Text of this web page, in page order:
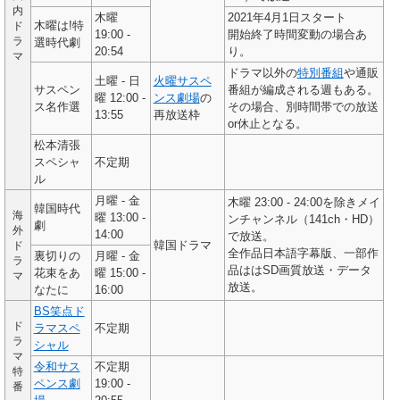
内
ド
ラ
マ
木曜は!特
選時代劇
木曜
19:00 -
20:54
2021年4月1日スタート
開始終了時間変動の場合あ
り。
サスペン
ス名作選
土曜 - 日
曜 12:00 -
13:55
火曜サスペ
ンス劇場の
再放送枠
ドラマ以外の特別番組や通販
番組が編成される週もある。
その場合、別時間帯での放送
or休止となる。
松本清張
スペシャ
ル
不定期
海
外
ド
ラ
マ
韓国時代
劇
月曜 - 金
曜 13:00 -
14:00
韓国ドラマ
木曜 23:00 - 24:00を除きメイ
ンチャンネル（141ch・HD）
で放送。
全作品日本語字幕版、一部作
品ははSD画質放送・データ
放送。
裏切りの
花束をあ
なたに
月曜 - 金
曜 15:00 -
16:00
ド
ラ
マ
特
番
BS笑点ド
ラマスペ
シャル
不定期
令和サス
ペンス劇
不定期
19:00 -